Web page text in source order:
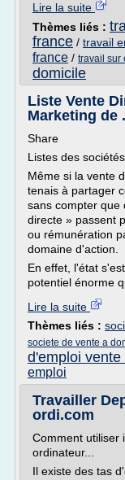
Lire la suite
Thèmes liés :
france / travail
france / travail sur
domicile
Liste Vente
Marketing de
Share
Listes des
Même si la vente
tenais à partager
sans compter que
directe » passent
ou rémunération
domaine d'action.
En effet, l'état
potentiel énorme
Lire la suite
Thèmes liés :
societe de vente a
d'emploi
emploi
Travailler
ordi.com
Comment utiliser
ordinateur...
Il existe des tas